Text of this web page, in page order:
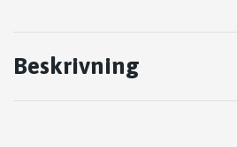
Beskrivning